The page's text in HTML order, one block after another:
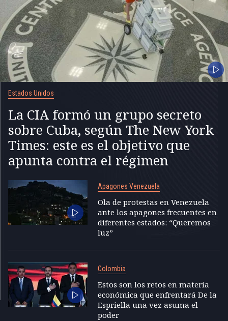
Estados Unidos
La CIA formó un grupo secreto
sobre Cuba, según The New York
Times: este es el objetivo que
apunta contra el régimen
Apagones Venezuela
Ola de protestas en Venezuela
ante los apagones frecuentes en
diferentes estados: “Queremos
luz”
Colombia
Estos son los retos en materia
económica que enfrentará De la
Espriella una vez asuma el
poder